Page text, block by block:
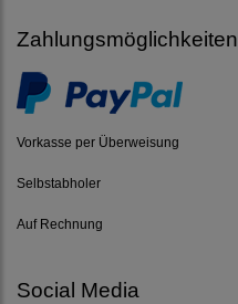
Zahlungsmöglichkeiten
Vorkasse per Überweisung
Selbstabholer
Auf Rechnung
Social Media